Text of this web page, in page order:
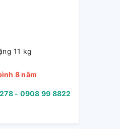
11 kg
8 năm
- 0908 99 8822